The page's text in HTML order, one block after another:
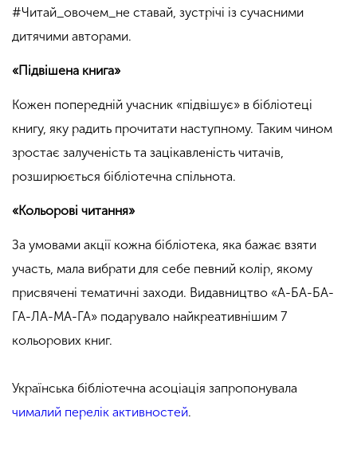
#Читай_овочем_не ставай, зустрічі із сучасними
дитячими авторами.
«Підвішена книга»
Кожен попередній учасник «підвішує» в бібліотеці
книгу, яку радить прочитати наступному. Таким чином
зростає залученість та зацікавленість читачів,
розширюється бібліотечна спільнота.
«Кольорові читання»
За умовами акції кожна бібліотека, яка бажає взяти
участь, мала вибрати для себе певний колір, якому
присвячені тематичні заходи. Видавництво «А-БА-БА-
ГА-ЛА-МА-ГА» подарувало найкреативнішим 7
кольорових книг.
Українська бібліотечна асоціація запропонувала
чималий перелік активностей.